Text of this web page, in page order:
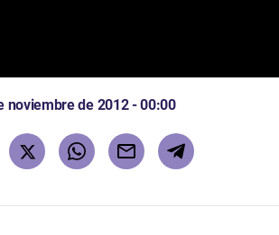
noviembre de 2012 - 00:00